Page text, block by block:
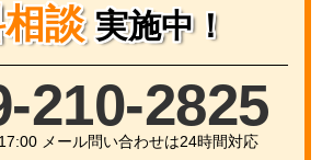
談 実施中！
210-2825
メール問い合わせは24時間対応